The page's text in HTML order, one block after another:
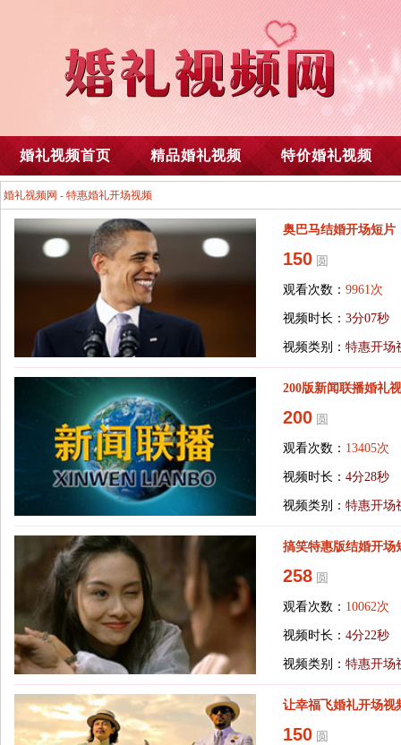
婚礼视频首页 精品婚礼视频 特价婚礼视频
婚礼视频网 - 特惠婚礼开场视频
奥巴马结婚开场短片
150 圆
观看次数： 9961次
视频时长： 3分07秒
视频类别： 特惠开场
200版新闻联播婚礼
200 圆
观看次数： 13405次
视频时长： 4分28秒
视频类别： 特惠开场
搞笑特惠版结婚开场
258 圆
观看次数： 10062次
视频时长： 4分22秒
视频类别： 特惠开场
让幸福飞婚礼开场视
150 圆